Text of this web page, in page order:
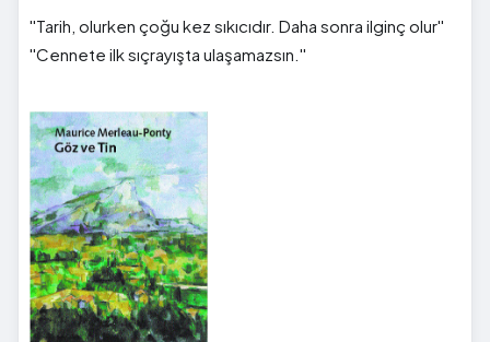
''Tarih, olurken çoğu kez sıkıcıdır. Daha sonra ilginç olur''
''Cennete ilk sıçrayışta ulaşamazsın.''